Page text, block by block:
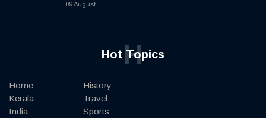
09 August
Hot Topics
H
Home
Kerala
India
History
Travel
Sports